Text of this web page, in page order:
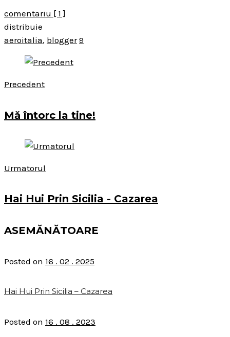
comentariu [ 1 ]
distribuie
aeroitalia, blogger 9
Precedent
Mă întorc la tine!
Urmatorul
Hai Hui Prin Sicilia - Cazarea
ASEMĂNĂTOARE
Posted on 16 . 02 . 2025
Hai Hui Prin Sicilia – Cazarea
Posted on 16 . 08 . 2023